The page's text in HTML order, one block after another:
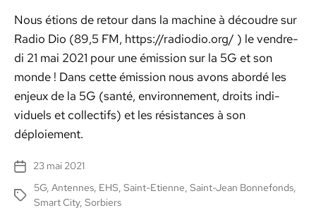
Nous étions de retour dans la machine à découdre sur
Radio Dio (89,5 FM, https://radiodio.org/ ) le ven­dre­
di 21 mai 2021 pour une émis­sion sur la 5G et son
monde ! Dans cette émis­sion nous avons abor­dé les
enjeux de la 5G (san­té, envi­ron­nement, droits indi­
vidu­els et col­lec­tifs) et les résis­tances à son
déploiement.
Date
l’article
23 mai 2021
Étiquettes
5G, Antennes, EHS, Saint-Etienne, Saint-Jean Bonnefonds,
Smart City, Sorbiers